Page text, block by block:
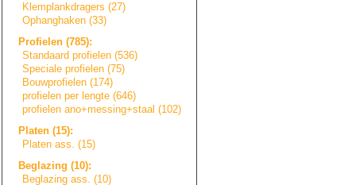
Klemplankdragers (27)
Ophanghaken (33)
Profielen (785):
Standaard profielen (536)
Speciale profielen (75)
Bouwprofielen (174)
profielen per lengte (646)
profielen ano+messing+staal (102)
Platen (15):
Platen ass. (15)
Beglazing (10):
Beglazing ass. (10)